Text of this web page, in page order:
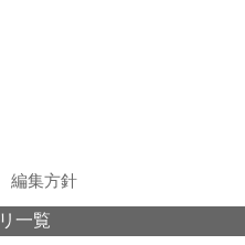
編集方針
一覧